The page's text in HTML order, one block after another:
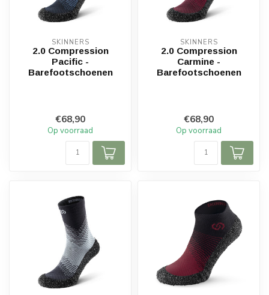
SKINNERS
2.0 Compression
Pacific -
Barefootschoenen
€68,90
Op voorraad
SKINNERS
2.0 Compression
Carmine -
Barefootschoenen
€68,90
Op voorraad